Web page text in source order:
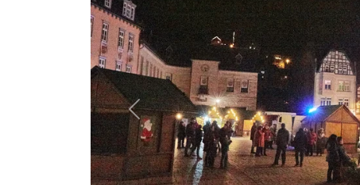
Previous